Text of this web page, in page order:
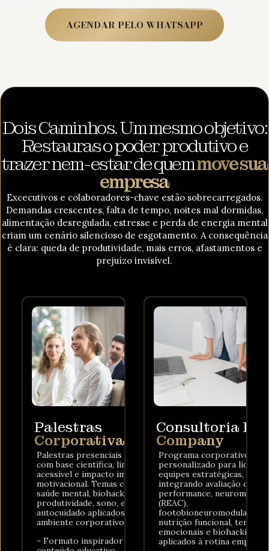
AGENDAR PELO WHATSAPP
Dois Caminhos. Um mesmo objetivo:
Restauras o poder produtivo e
trazer nem-estar de quemmove sua
empresa
Excecutivos e colaboradores-chave estão sobrecarregados.
Demandas crescentes, falta de tempo, noites mal dormidas,
alimentação desregulada, estresse e perda de energia mental
criam um cenário silencioso de esgotamento. A consequência
é clara: queda de produtividade, mais erros, afastamentos e
prejuízo invisível.
Palestras
Corporativas
Palestras presenciais ou online
com base científica, linguagem
acessível e impacto imediato e
motivacional. Temas como
saúde mental, biohacking,
produtividade, sono, energia e
autocuidado aplicados ao
ambiente corporativo.
- Formato inspirador com
Consultoria In
Company
Programa corporativo
personalizado para líderes
equipes estratégicas,
integrando avaliação de
performance,
(REAC),
footobioneuromodulação,
nutrição funcional, terapias
emocionais e biohacking
aplicados à rotina